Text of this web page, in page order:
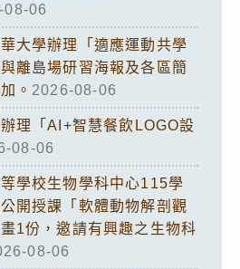
08-06
大學辦理「適應運動共學
離島場研習海報及各區簡
。 2026-08-06
理「AI+智慧餐飲LOGO設
08-06
學校生物學科中心115學
開授課「軟體動物解剖觀
1份，邀請有興趣之生物科
08-06